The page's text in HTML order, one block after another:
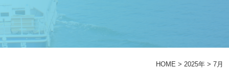
HOME > 2025年> 7月